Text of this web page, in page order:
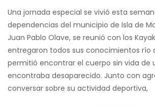
Una jornada especial se vivió esta
dependencias del municipio de Isla de
Juan Pablo Olave, se reunió con los
entregaron todos sus conocimientos río
permitió encontrar el cuerpo sin vida de
encontraba desaparecido. Junto con
conversar sobre su actividad deportiva,